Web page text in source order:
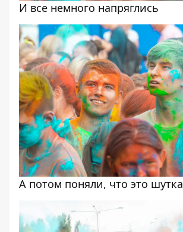
И все немного напряглись
А потом поняли, что это шутка